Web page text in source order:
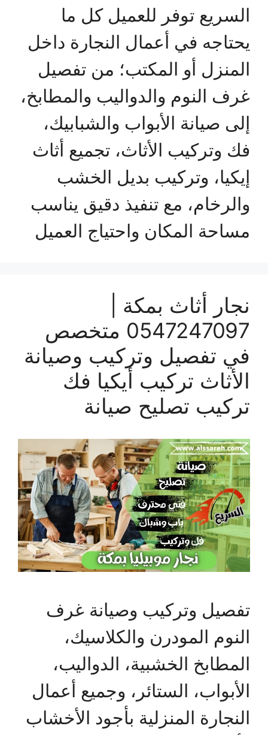
السريع توفر للعميل كل ما
يحتاجه في أعمال النجارة داخل
المنزل أو المكتب؛ من تفصيل
غرف النوم والدواليب والمطابخ،
إلى صيانة الأبواب والشبابيك،
فك وتركيب الأثاث، تجميع أثاث
إيكيا، وتركيب بديل الخشب
والرخام، مع تنفيذ دقيق يناسب
مساحة المكان واحتياج العميل
نجار أثاث بمكة |
0547247097 متخصص
في تفصيل وتركيب وصيانة
الأثاث تركيب أيكيا فك
تركيب تصليح صيانة
تفصيل وتركيب وصيانة غرف
النوم المودرن والكلاسيك،
المطابخ الخشبية، الدواليب،
الأبواب، الستائر، وجميع أعمال
النجارة المنزلية بأجود الأخشاب